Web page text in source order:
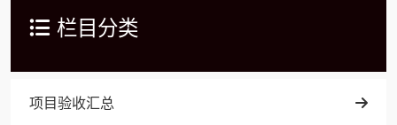
栏目分类
项目验收汇总